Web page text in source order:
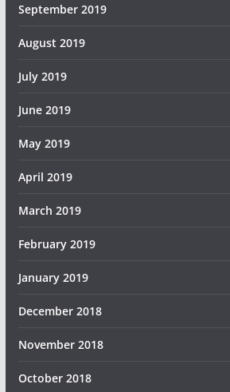
September 2019
August 2019
July 2019
June 2019
May 2019
April 2019
March 2019
February 2019
January 2019
December 2018
November 2018
October 2018